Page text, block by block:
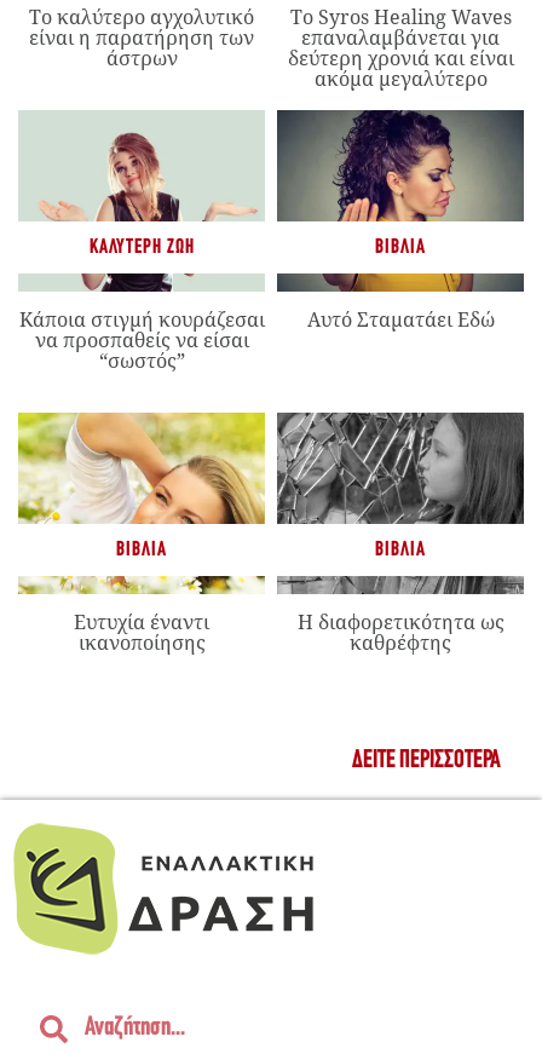
Το καλύτερο αγχολυτικό
είναι η παρατήρηση των
άστρων
Το Syros Healing Waves
επαναλαμβάνεται για
δεύτερη χρονιά και είναι
ακόμα μεγαλύτερο
ΚΑΛΎΤΕΡΗ ΖΩΉ
Κάποια στιγμή κουράζεσαι
να προσπαθείς να είσαι
“σωστός”
ΒΙΒΛΊΑ
Αυτό Σταματάει Εδώ
ΒΙΒΛΊΑ
Ευτυχία έναντι
ικανοποίησης
ΒΙΒΛΊΑ
Η διαφορετικότητα ως
καθρέφτης
ΔΕΊΤΕ ΠΕΡΙΣΣΌΤΕΡΑ